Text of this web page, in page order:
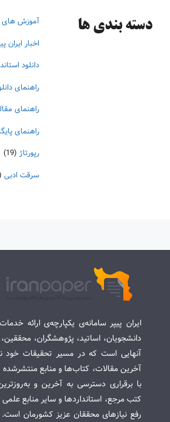
دسته‌ بندی ها آموزش های
اخبار ایران
دانلود
راهنمای
راهنمای
راهنمای
رپورتاژ (19)
سرقت ادبی
ایران پیپر سامانه‌ی یکپارچه‌ی ارائه
دانشجویان، اساتید، پژوهشگران،
آنهایی است که در مسیر تحقیقات خود
آخرین مقالات، کتاب‌ها و منابع
با برقراری دسترسی به آخرین و
کتب مرجع، استانداردها و سایر منابع
رفع نیازهای محققان عزیز کشورمان